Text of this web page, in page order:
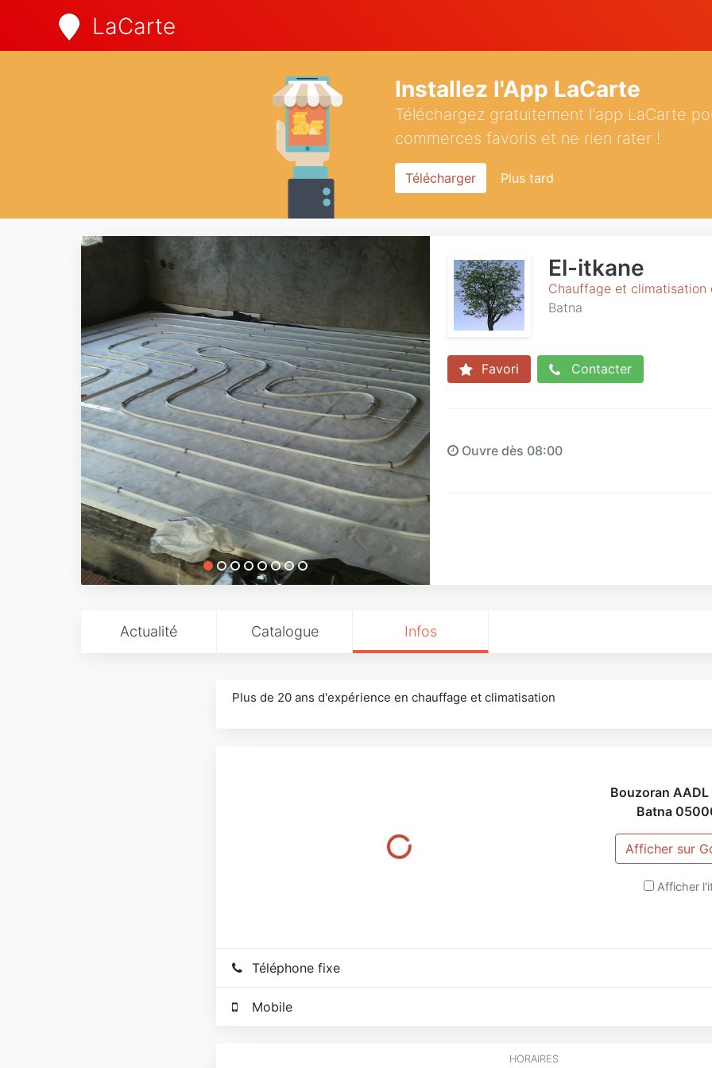
LaCarte
Installez l'App LaCarte
Téléchargez gratuitement l'app LaCarte
commerces favoris et ne rien rater !
Télécharger Plus tard
El-itkane
Chauffage et climatisation
Batna
Favori Contacter
Ouvre dès 08:00
Actualité Catalogue Infos
Plus de 20 ans d'expérience en chauffage et climatisation
Bouzoran
Batna
Afficher sur
Afficher
Téléphone fixe
Mobile
HORAIRES